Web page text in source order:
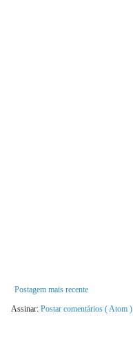
Postagem mais recente
Assinar: Postar comentários ( Atom )